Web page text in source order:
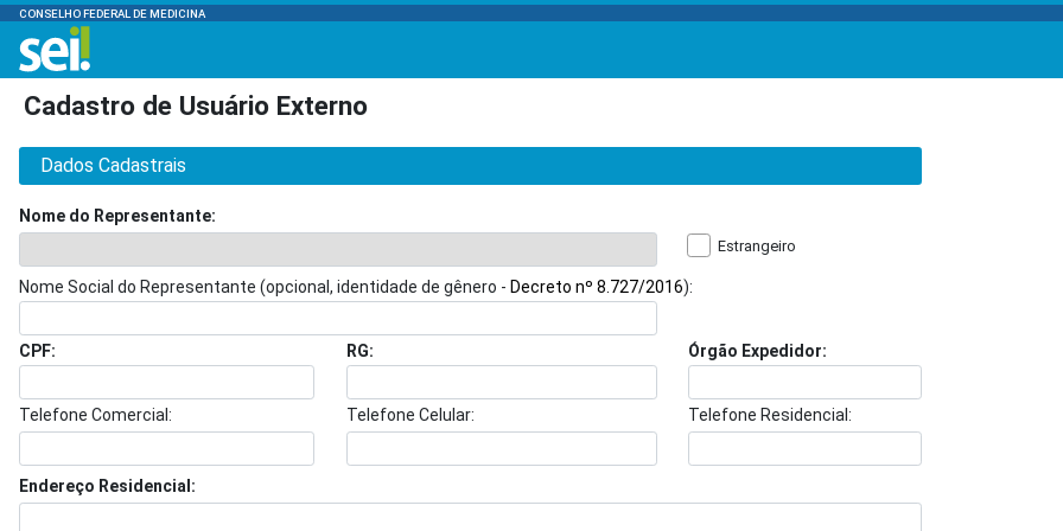
CONSELHO FEDERAL DE MEDICINA
Cadastro de Usuário Externo
Dados Cadastrais
Nome do Representante:
Estrangeiro
Nome Social do Representante (opcional, identidade de gênero - Decreto nº 8.727/2016):
CPF: RG: Órgão Expedidor:
Telefone Comercial: Telefone Celular: Telefone Residencial:
Endereço Residencial: